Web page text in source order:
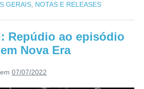
GERAIS NOTAS E RELEASES
Repúdio ao episódio
Nova Era
07/07/2022